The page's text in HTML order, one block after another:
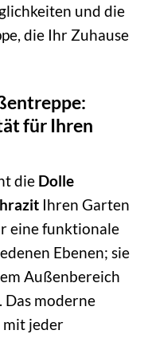
und die
die Ihr Zuhause
für Ihren
die Dolle
Ihren Garten
eine funktionale
Ebenen; sie
Außenbereich
moderne
jeder